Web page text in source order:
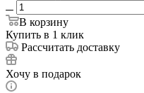
В корзину
Купить в 1 клик
Рассчитать доставку
Хочу в подарок